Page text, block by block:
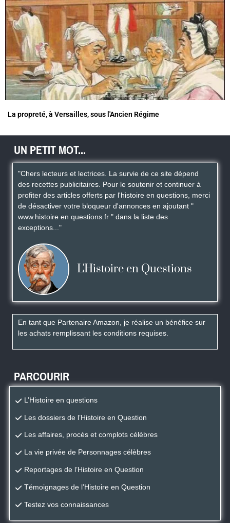
La propreté, à Versailles, sous l'Ancien Régime
UN PETIT MOT...
"Chers lecteurs et lectrices. La survie de ce site dépend
des recettes publicitaires. Pour le soutenir et continuer à
profiter des articles offerts par l'histoire en questions, merci
de désactiver votre bloqueur d'annonces en ajoutant "
www.histoire en questions.fr " dans la liste des
exceptions..."
L'Histoire en Questions
En tant que Partenaire Amazon, je réalise un bénéfice sur
les achats remplissant les conditions requises.
PARCOURIR
L’Histoire en questions
Les dossiers de l’Histoire en Question
Les affaires, procès et complots célèbres
La vie privée de Personnages célèbres
Reportages de l’Histoire en Question
Témoignages de l’Histoire en Question
Testez vos connaissances